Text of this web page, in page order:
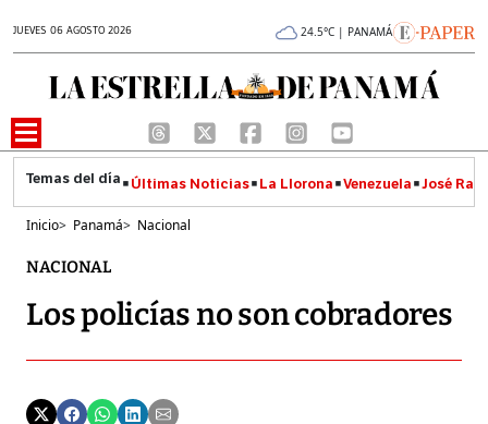
JUEVES 06 AGOSTO 2026 24.5°C | PANAMÁ
Últimas Noticias La Llorona Venezuela José
Inicio> Panamá> Nacional
NACIONAL
Los policías no son cobradores